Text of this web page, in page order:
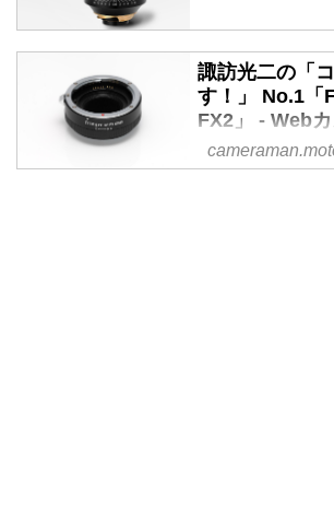
カメラレンズ・
ブランドの専門
店として販売し
ントアダプター
オンラインスト
諏訪光二の「
す！」 No.1
FX2」 - Web
みなさん､こん